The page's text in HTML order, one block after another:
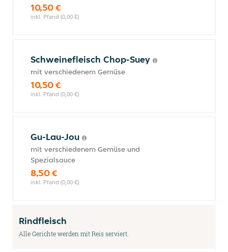
10,50 €
inkl. Pfand (0,00 €)
Schweinefleisch Chop-Suey
mit verschiedenem Gemüse
10,50 €
inkl. Pfand (0,00 €)
Gu-Lau-Jou
mit verschiedenem Gemüse und
Spezialsauce
8,50 €
inkl. Pfand (0,00 €)
Rindfleisch
Alle Gerichte werden mit Reis serviert.